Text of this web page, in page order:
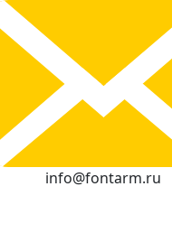
info@fontarm.ru